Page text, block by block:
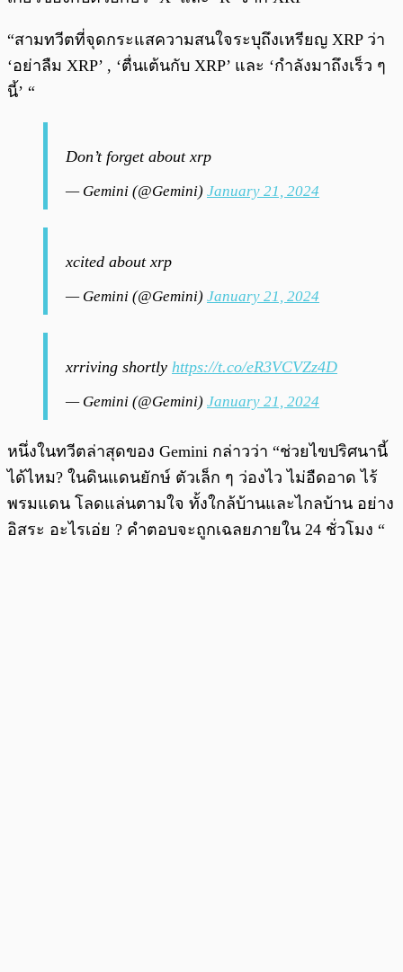
“สามทวีตที่จุดกระแสความสนใจระบุถึงเหรียญ XRP ว่า
‘อย่าลืม XRP’ , ‘ตื่นเต้นกับ XRP’ และ ‘กำลังมาถึงเร็ว ๆ
นี้’ “
Don’t forget about xrp
— Gemini (@Gemini) January 21, 2024
xcited about xrp
— Gemini (@Gemini) January 21, 2024
xrriving shortly https://t.co/eR3VCVZz4D
— Gemini (@Gemini) January 21, 2024
หนึ่งในทวีตล่าสุดของ Gemini กล่าวว่า “ช่วยไขปริศนานี้
ได้ไหม? ในดินแดนยักษ์ ตัวเล็ก ๆ ว่องไว ไม่อืดอาด ไร้
พรมแดน โลดแล่นตามใจ ทั้งใกล้บ้านและไกลบ้าน อย่าง
อิสระ อะไรเอ่ย ? คำตอบจะถูกเฉลยภายใน 24 ชั่วโมง “